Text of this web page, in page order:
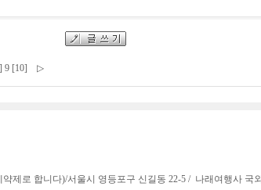
9 [10] ▷
제로 합니다)/서울시 영등포구 신길동 22-5 / 나래여행사 국